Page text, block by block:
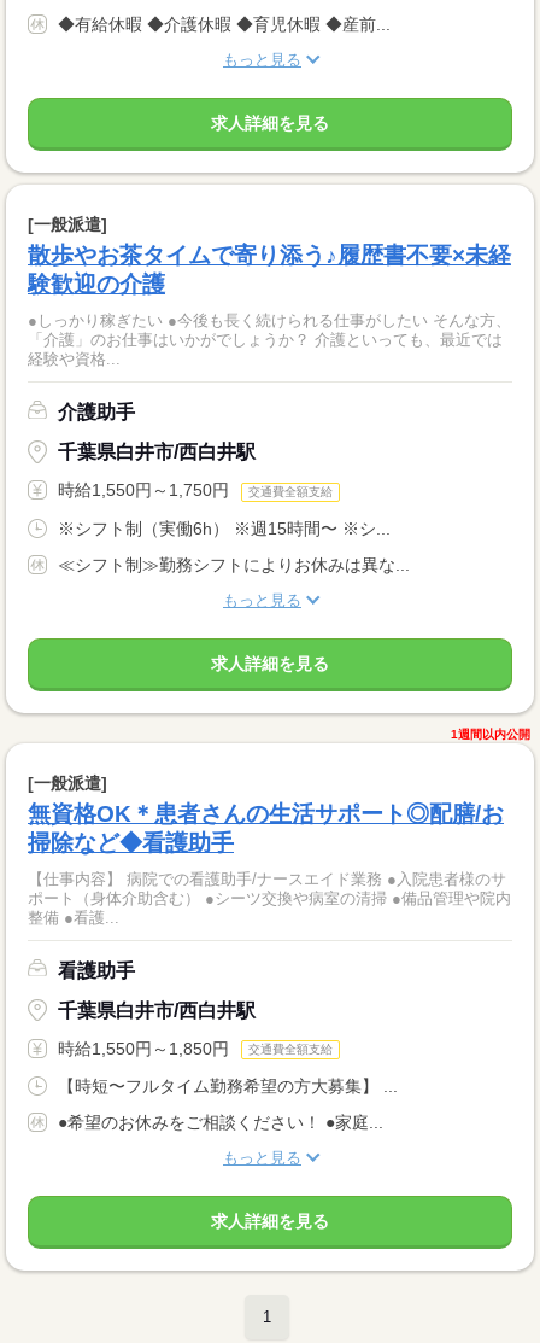
◆有給休暇 ◆介護休暇 ◆育児休暇 ◆産前...
もっと見る
求人詳細を見る
[一般派遣]
散歩やお茶タイムで寄り添う♪履歴書不要×未経
験歓迎の介護
●しっかり稼ぎたい ●今後も長く続けられる仕事がしたい そんな方、
「介護」のお仕事はいかがでしょうか？ 介護といっても、最近では
経験や資格...
介護助手
千葉県白井市/西白井駅
時給1,550円～1,750円 交通費全額支給
※シフト制（実働6h） ※週15時間〜 ※シ...
≪シフト制≫勤務シフトによりお休みは異な...
もっと見る
求人詳細を見る
1週間以内公開
[一般派遣]
無資格OK＊患者さんの生活サポート◎配膳/お
掃除など◆看護助手
【仕事内容】 病院での看護助手/ナースエイド業務 ●入院患者様のサ
ポート（身体介助含む） ●シーツ交換や病室の清掃 ●備品管理や院内
整備 ●看護...
看護助手
千葉県白井市/西白井駅
時給1,550円～1,850円 交通費全額支給
【時短〜フルタイム勤務希望の方大募集】 ...
●希望のお休みをご相談ください！ ●家庭...
もっと見る
求人詳細を見る
1